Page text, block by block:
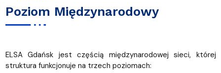
Poziom Międzynarodowy
ELSA Gdańsk jest częścią międzynarodowej sieci, której
struktura funkcjonuje na trzech poziomach: